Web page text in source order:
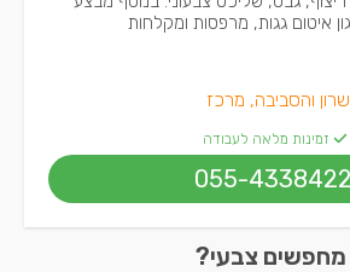
איטום גגות, מרפסות ומקלחות
והסביבה, מרכז
זמינות מלאה לעבודה
055-4338422
מחפשים צבעי?